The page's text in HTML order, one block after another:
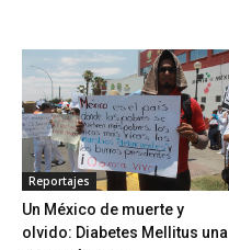
Reportajes
Un México de muerte y
olvido: Diabetes Mellitus una